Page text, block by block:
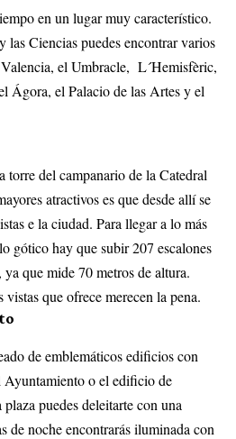
en un lugar muy característico.
las Ciencias puedes encontrar varios
, el Umbracle, L´Hemisfèric,
Ágora, el Palacio de las Artes y el
torre del campanario de la Catedral
atractivos es que desde allí se
e la ciudad. Para llegar a lo más
gótico hay que subir 207 escalones
ya que mide 70 metros de altura.
vistas que ofrece merecen la pena.
de emblemáticos edificios con
Ayuntamiento o el edificio de
puedes deleitarte con una
de noche encontrarás iluminada con